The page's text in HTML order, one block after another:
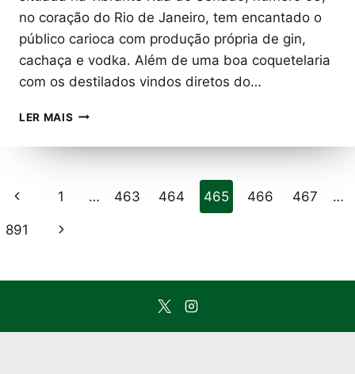
no coração do Rio de Janeiro, tem encantado o
público carioca com produção própria de gin,
cachaça e vodka. Além de uma boa coquetelaria
com os destilados vindos diretos do…
LER MAIS DESTILARIA
REAQUECE
DE
E
Navegação
da
Página
Anterior
1 … 463 464 465 466 467 …
891
Página